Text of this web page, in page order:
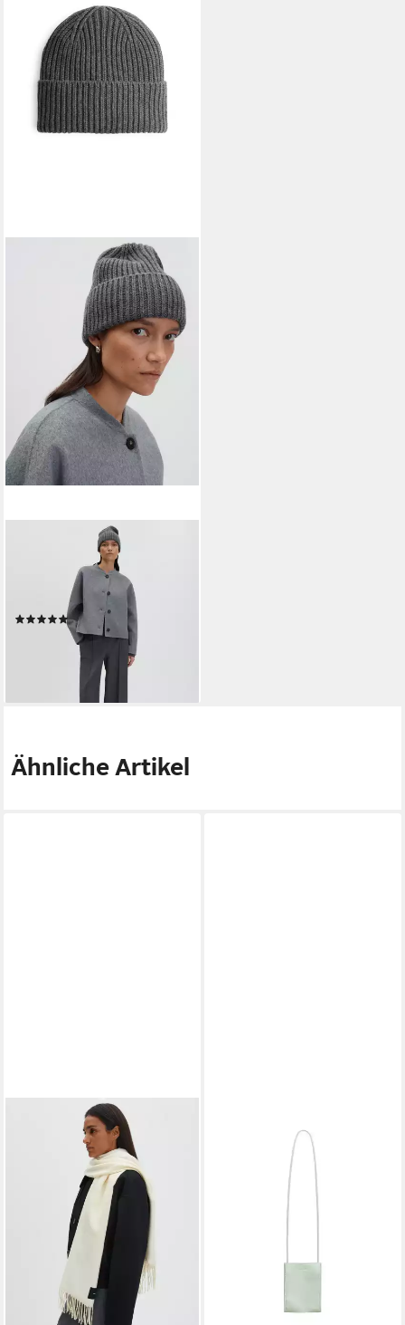
Strickmütze BEKY SOFT mit
Wolle weicher Griff, wärmend,
breiter Umschlag
(4)
lieferbar - in 2-3 Werktagen bei dir
Ähnliche Artikel